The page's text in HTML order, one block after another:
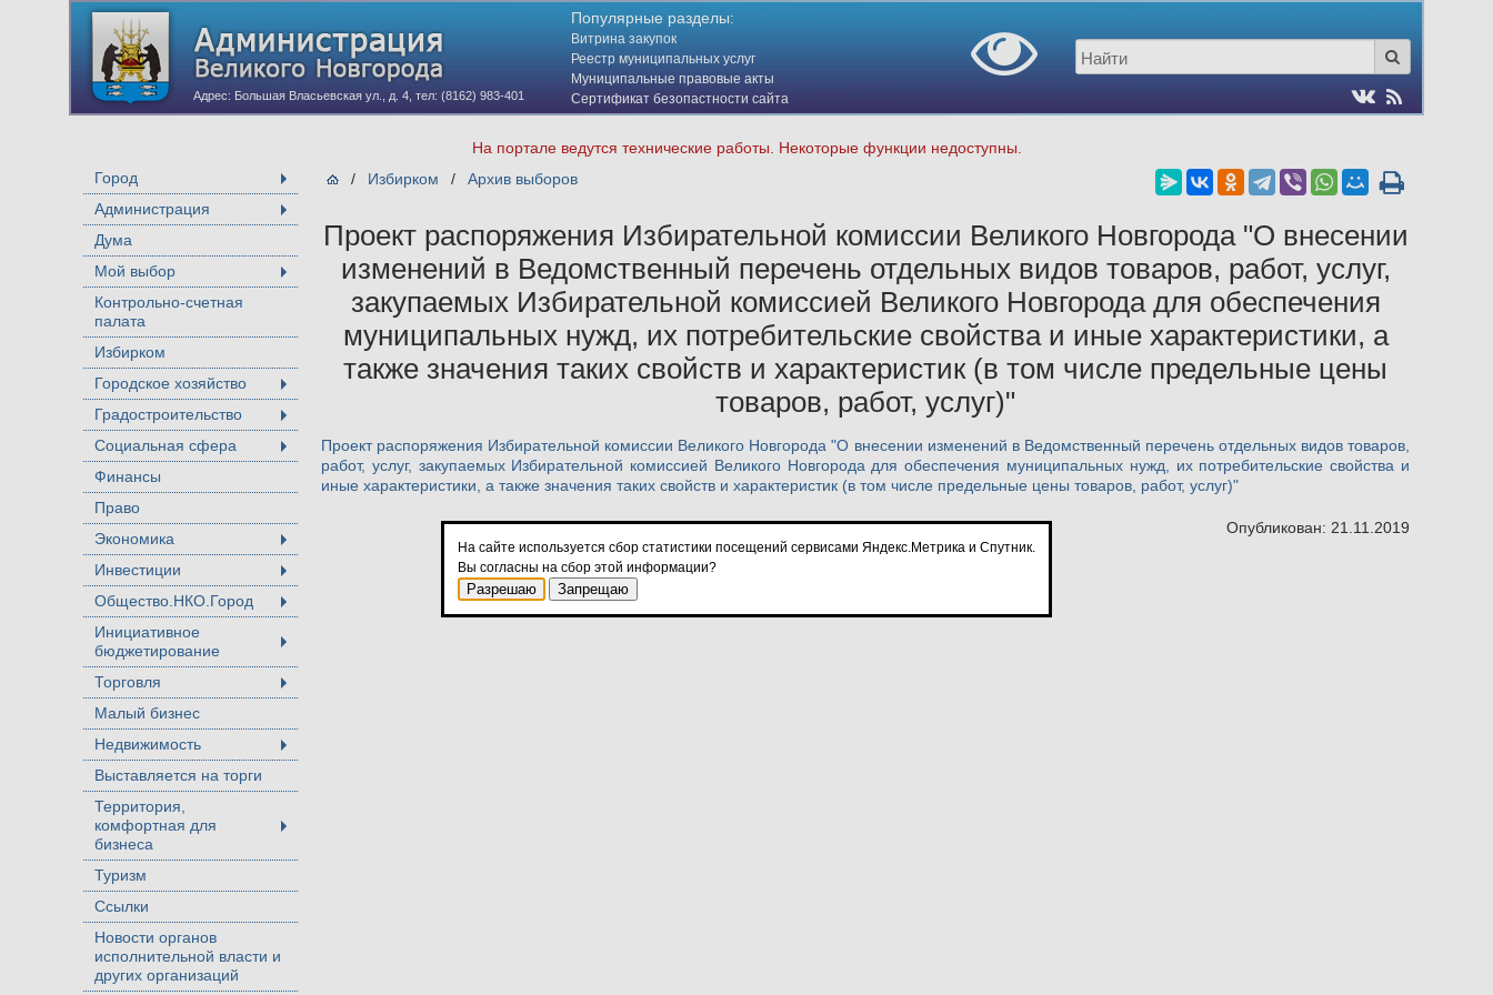
Адрес: Большая Власьевская ул., д. 4, тел: (8162) 983-401
Популярные разделы:
Витрина закупок
Реестр муниципальных услуг
Муниципальные правовые акты
Сертификат безопастности сайта
(HTTPS)
На портале ведутся технические работы. Некоторые функции недоступны.
Город
Администрация
Дума
Мой выбор
Контрольно-счетная
палата
Избирком
Городское хозяйство
Градостроительство
Социальная сфера
Финансы
Право
Экономика
Инвестиции
Общество.НКО.Город
Инициативное
бюджетирование
Торговля
Малый бизнес
Недвижимость
Выставляется на торги
Территория,
комфортная для
бизнеса
Туризм
Ссылки
Новости органов
исполнительной власти и
других организаций
/ Избирком / Архив выборов
Проект распоряжения Избирательной комиссии Великого Новгорода "О внесении
изменений в Ведомственный перечень отдельных видов товаров, работ, услуг,
закупаемых Избирательной комиссией Великого Новгорода для обеспечения
муниципальных нужд, их потребительские свойства и иные характеристики, а
также значения таких свойств и характеристик (в том числе предельные цены
товаров, работ, услуг)"
Проект распоряжения Избирательной комиссии Великого Новгорода "О внесении изменений в Ведомственный перечень отдельных видов товаров,
работ, услуг, закупаемых Избирательной комиссией Великого Новгорода для обеспечения муниципальных нужд, их потребительские свойства и
иные характеристики, а также значения таких свойств и характеристик (в том числе предельные цены товаров, работ, услуг)"
Опубликован: 21.11.2019
На сайте используется сбор статистики посещений сервисами Яндекс.Метрика и Спутник.
Вы согласны на сбор этой информации?
Разрешаю Запрещаю